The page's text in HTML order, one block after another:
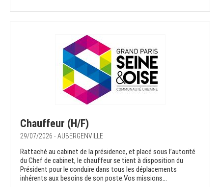
Chauffeur (H/F)
29/07/2026 - AUBERGENVILLE
Rattaché au cabinet de la présidence, et placé sous l’autorité
du Chef de cabinet, le chauffeur se tient à disposition du
Président pour le conduire dans tous les déplacements
inhérents aux besoins de son poste.Vos missions...